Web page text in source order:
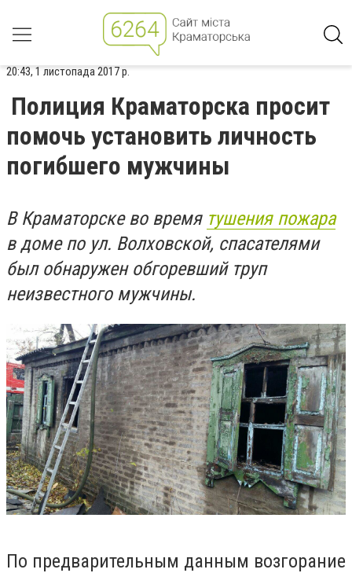
20:43, 1 листопада 2017 р.
Полиция Краматорска просит
помочь установить личность
погибшего мужчины
В Краматорске во время тушения пожара
в доме по ул. Волховской, спасателями
был обнаружен обгоревший труп
неизвестного мужчины.
По предварительным данным возгорание